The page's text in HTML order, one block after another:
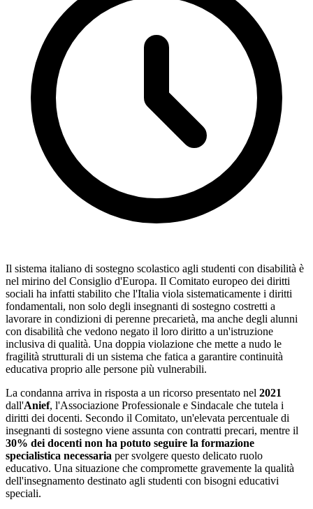
Il sistema italiano di sostegno scolastico agli studenti con disabilità è
nel mirino del Consiglio d'Europa. Il Comitato europeo dei diritti
sociali ha infatti stabilito che l'Italia viola sistematicamente i diritti
fondamentali, non solo degli insegnanti di sostegno costretti a
lavorare in condizioni di perenne precarietà, ma anche degli alunni
con disabilità che vedono negato il loro diritto a un'istruzione
inclusiva di qualità. Una doppia violazione che mette a nudo le
fragilità strutturali di un sistema che fatica a garantire continuità
educativa proprio alle persone più vulnerabili.
La condanna arriva in risposta a un ricorso presentato nel 2021
dall'Anief, l'Associazione Professionale e Sindacale che tutela i
diritti dei docenti. Secondo il Comitato, un'elevata percentuale di
insegnanti di sostegno viene assunta con contratti precari, mentre il
30% dei docenti non ha potuto seguire la formazione
specialistica necessaria per svolgere questo delicato ruolo
educativo. Una situazione che compromette gravemente la qualità
dell'insegnamento destinato agli studenti con bisogni educativi
speciali.